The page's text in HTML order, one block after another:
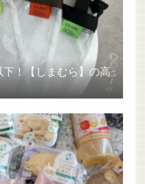
！【しまむら】の高